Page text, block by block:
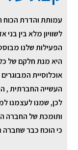
עמותת והדרת הכוח
לשוויון מלא בין
הפעילות שלנו
היא מנת חלקם של
אוכלוסיית
העשייה החברתית ,
לכן, שמנו לעצמנו
ותומכת של החברה
כי הוכח כבר שחברה